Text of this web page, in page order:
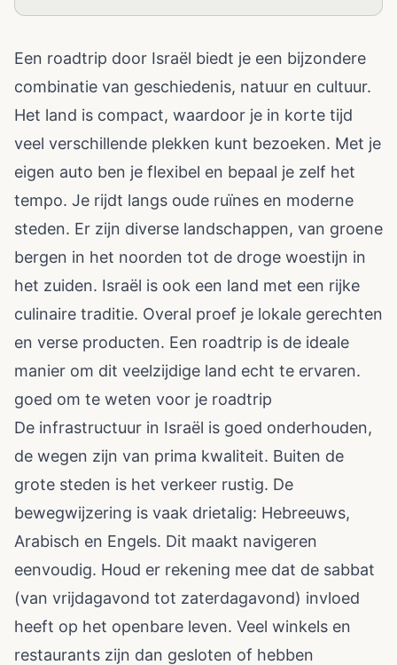
Een roadtrip door Israël biedt je een bijzondere
combinatie van geschiedenis, natuur en cultuur.
Het land is compact, waardoor je in korte tijd
veel verschillende plekken kunt bezoeken. Met je
eigen auto ben je flexibel en bepaal je zelf het
tempo. Je rijdt langs oude ruïnes en moderne
steden. Er zijn diverse landschappen, van groene
bergen in het noorden tot de droge woestijn in
het zuiden. Israël is ook een land met een rijke
culinaire traditie. Overal proef je lokale gerechten
en verse producten. Een roadtrip is de ideale
manier om dit veelzijdige land echt te ervaren.
goed om te weten voor je roadtrip
De infrastructuur in Israël is goed onderhouden,
de wegen zijn van prima kwaliteit. Buiten de
grote steden is het verkeer rustig. De
bewegwijzering is vaak drietalig: Hebreeuws,
Arabisch en Engels. Dit maakt navigeren
eenvoudig. Houd er rekening mee dat de sabbat
(van vrijdagavond tot zaterdagavond) invloed
heeft op het openbare leven. Veel winkels en
restaurants zijn dan gesloten of hebben